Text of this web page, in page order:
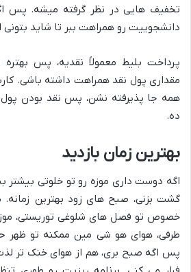
تخفیف هایی در نظر گرفته میشه. پس
دانشجوییت رو همراهت ببر تا شاید بتونی
پرداخت بلیط معمولاً نقدیه، پس
مقداری پول نقد همراهت داشته باشی.
همه جا پذیرفته نشن، پس نقد بودن
ده.
بهترین زمان بازدید
اگه دوست داری موزه رو تو خلوتی بیشتر
گشت بزنی، صبح های زود بهترین زمانه.
خصوص تو فصل های شلوغی توریستی،
طرفی، هوای هو شی مین ممکنه تو ظهر
پس اگه صبح بری، هم از هوای خنک تر